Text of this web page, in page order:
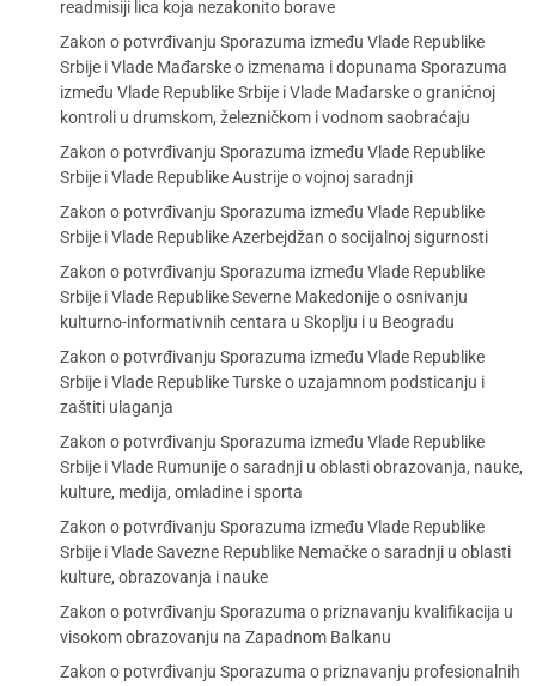
readmisiji lica koja nezakonito borave
Zakon o potvrđivanju Sporazuma između Vlade Republike
Srbije i Vlade Mađarske o izmenama i dopunama Sporazuma
između Vlade Republike Srbije i Vlade Mađarske o graničnoj
kontroli u drumskom, železničkom i vodnom saobraćaju
Zakon o potvrđivanju Sporazuma između Vlade Republike
Srbije i Vlade Republike Austrije o vojnoj saradnji
Zakon o potvrđivanju Sporazuma između Vlade Republike
Srbije i Vlade Republike Azerbejdžan o socijalnoj sigurnosti
Zakon o potvrđivanju Sporazuma između Vlade Republike
Srbije i Vlade Republike Severne Makedonije o osnivanju
kulturno-informativnih centara u Skoplju i u Beogradu
Zakon o potvrđivanju Sporazuma između Vlade Republike
Srbije i Vlade Republike Turske o uzajamnom podsticanju i
zaštiti ulaganja
Zakon o potvrđivanju Sporazuma između Vlade Republike
Srbije i Vlade Rumunije o saradnji u oblasti obrazovanja, nauke,
kulture, medija, omladine i sporta
Zakon o potvrđivanju Sporazuma između Vlade Republike
Srbije i Vlade Savezne Republike Nemačke o saradnji u oblasti
kulture, obrazovanja i nauke
Zakon o potvrđivanju Sporazuma o priznavanju kvalifikacija u
visokom obrazovanju na Zapadnom Balkanu
Zakon o potvrđivanju Sporazuma o priznavanju profesionalnih